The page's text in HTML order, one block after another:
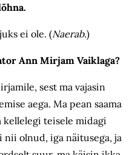
ei ole. (Naerab.)
Ann Mirjam Vaiklaga?
sest ma vajasin
aega. Ma pean saama
kellelegi teisele midagi
nii olnud, iga näitusega, ja